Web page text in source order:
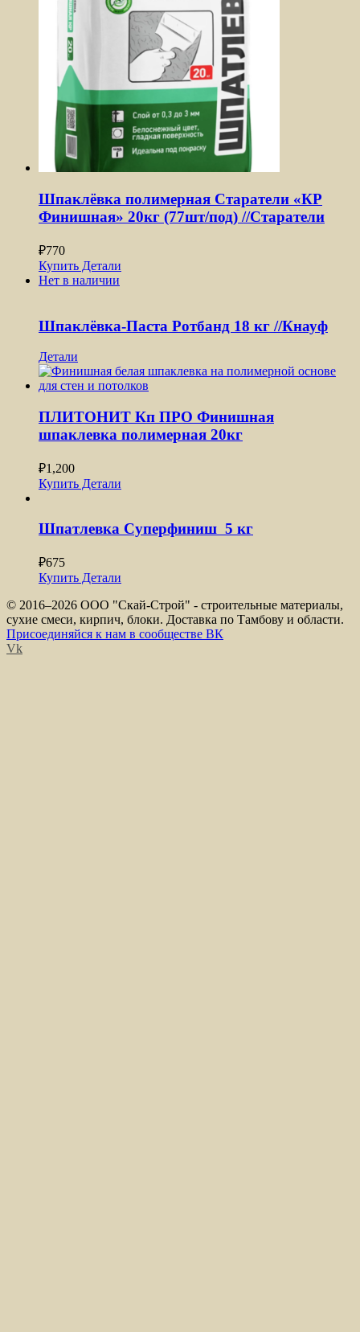
Шпаклёвка полимерная Старатели «КР
Финишная» 20кг (77шт/под) //Старатели
₽770
Купить Детали
Нет в наличии
Шпаклёвка-Паста Ротбанд 18 кг //Кнауф
Детали
ПЛИТОНИТ Кп ПРО Финишная
шпаклевка полимерная 20кг
₽1,200
Купить Детали
Шпатлевка Суперфиниш 5 кг
₽675
Купить Детали
© 2016–2026 ООО "Скай-Строй" - строительные материалы,
сухие смеси, кирпич, блоки. Доставка по Тамбову и области.
Присоединяйся к нам в сообществе ВК
Vk